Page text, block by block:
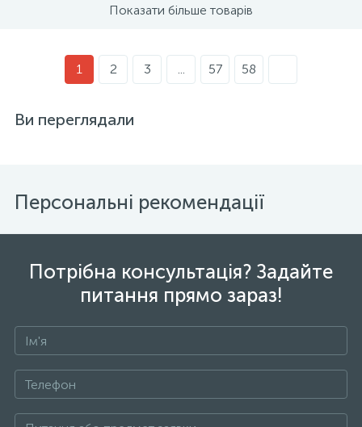
Показати більше товарів
1 2 3 ... 57 58
Ви переглядали
Персональні рекомендації
Потрібна консультація? Задайте
питання прямо зараз!